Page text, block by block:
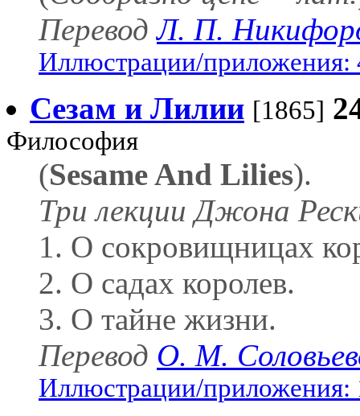
ПереводЛ. П.
Иллюстрации/приложения:
Сезам и Лилии [1865]
Философия
(Sesame And Lilies).
Три лекции Джона
1. О сокровищницах
2. О садах королев.
3. О тайне жизни.
Перевод О. М.
Иллюстрации/приложения: